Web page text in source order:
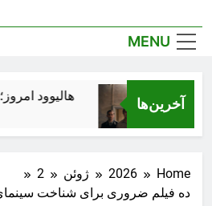
MENU
آخرین‌ها هالیوود امروز؛ از
Home
2026 ژوئن
2
ده فیلم ضروری برای شناخت